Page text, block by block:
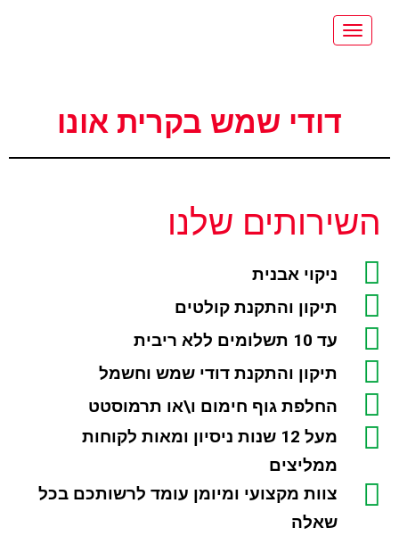
תפריט
דודי שמש בקרית אונו
השירותים שלנו
ניקוי אבנית
תיקון והתקנת קולטים
עד 10 תשלומים ללא ריבית
תיקון והתקנת דודי שמש וחשמל
החלפת גוף חימום ו\או תרמוסטט
מעל 12 שנות ניסיון ומאות לקוחות
ממליצים
צוות מקצועי ומיומן עומד לרשותכם בכל
שאלה